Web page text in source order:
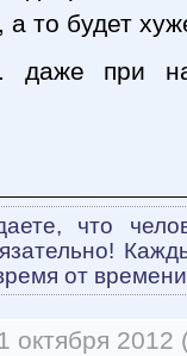
а то будет
даже при
что
от
октября 2012